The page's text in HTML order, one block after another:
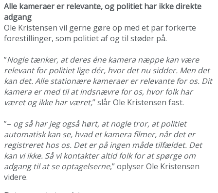
Alle kameraer er relevante, og politiet har ikke direkte
adgang
Ole Kristensen vil gerne gøre op med et par forkerte
forestillinger, som politiet af og til støder på.
”Nogle tænker, at deres éne kamera næppe kan være
relevant for politiet lige dér, hvor det nu sidder. Men det
kan det. Alle stationære kameraer er relevante for os. Dit
kamera er med til at indsnævre for os, hvor folk har
været og ikke har været,” slår Ole Kristensen fast.
”– og så har jeg også hørt, at nogle tror, at politiet
automatisk kan se, hvad et kamera filmer, når det er
registreret hos os. Det er på ingen måde tilfældet. Det
kan vi ikke. Så vi kontakter altid folk for at spørge om
adgang til at se optagelserne,” oplyser Ole Kristensen
videre.